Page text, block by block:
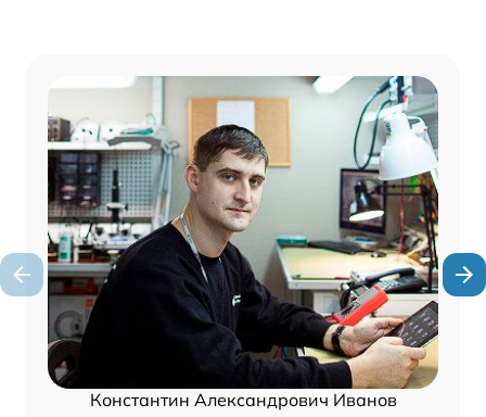
Константин Александрович Иванов